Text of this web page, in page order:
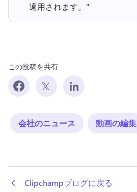
適用されます。"
この投稿を共有
会社のニュース 動画の編集
Clipchampブログに戻る